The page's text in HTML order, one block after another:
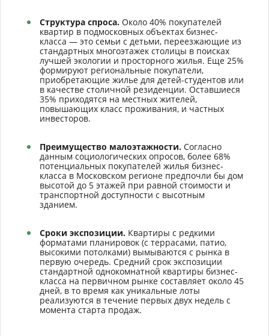
Структура спроса. Около 40% покупателей
квартир в подмосковных объектах бизнес-
класса — это семьи с детьми, переезжающие из
стандартных многоэтажек столицы в поисках
лучшей экологии и просторного жилья. Еще 25%
формируют региональные покупатели,
приобретающие жилье для детей-студентов или
в качестве столичной резиденции. Оставшиеся
35% приходятся на местных жителей,
повышающих класс проживания, и частных
инвесторов.
Преимущество малоэтажности. Согласно
данным социологических опросов, более 68%
потенциальных покупателей жилья бизнес-
класса в Московском регионе предпочли бы дом
высотой до 5 этажей при равной стоимости и
транспортной доступности с высотным
зданием.
Сроки экспозиции. Квартиры с редкими
форматами планировок (с террасами, патио,
высокими потолками) вымываются с рынка в
первую очередь. Средний срок экспозиции
стандартной однокомнатной квартиры бизнес-
класса на первичном рынке составляет около 45
дней, в то время как уникальные лоты
реализуются в течение первых двух недель с
момента старта продаж.